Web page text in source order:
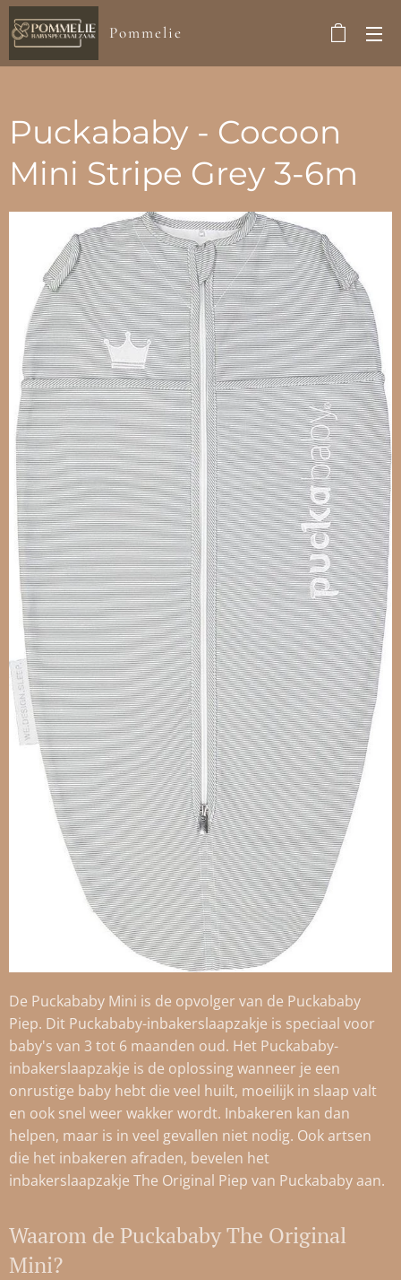
Pommelie
Puckababy - Cocoon
Mini Stripe Grey 3-6m
De Puckababy Mini is de opvolger van de Puckababy
Piep. Dit Puckababy-inbakerslaapzakje is speciaal voor
baby's van 3 tot 6 maanden oud. Het Puckababy-
inbakerslaapzakje is de oplossing wanneer je een
onrustige baby hebt die veel huilt, moeilijk in slaap valt
en ook snel weer wakker wordt. Inbakeren kan dan
helpen, maar is in veel gevallen niet nodig. Ook artsen
die het inbakeren afraden, bevelen het
inbakerslaapzakje The Original Piep van Puckababy aan.
Waarom de Puckababy The Original
Mini?